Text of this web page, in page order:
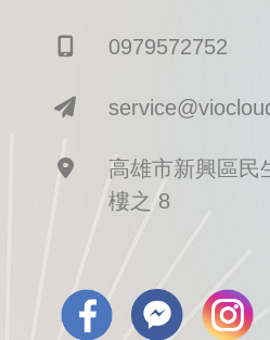
0979572752
高雄市新興區民
樓之 8